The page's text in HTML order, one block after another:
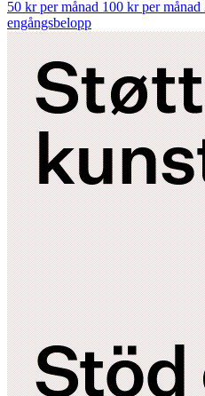
50 kr per månad 100 kr per månad
engångsbelopp